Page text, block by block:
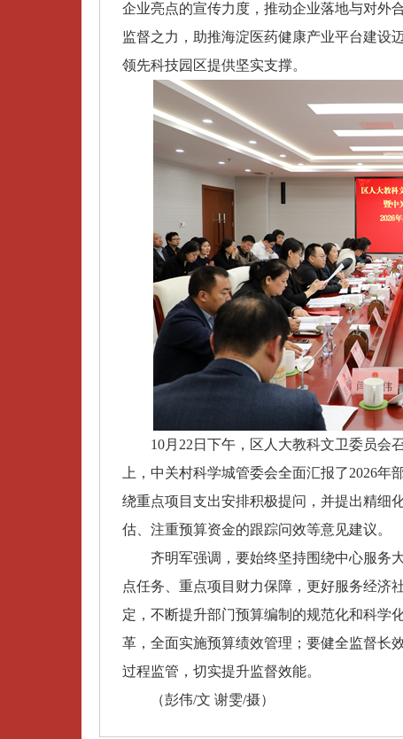
企业亮点的宣传力度，推动企业落地与对外
监督之力，助推海淀医药健康产业平台建设
领先科技园区提供坚实支撑。
10月22日下午，区人大教科文卫委员会
上，中关村科学城管委会全面汇报了2026
绕重点项目支出安排积极提问，并提出精细
估、注重预算资金的跟踪问效等意见建议。
齐明军强调，要始终坚持围绕中心服务
点任务、重点项目财力保障，更好服务经济
定，不断提升部门预算编制的规范化和科学
革，全面实施预算绩效管理；要健全监督长
过程监管，切实提升监督效能。
（彭伟/文 谢雯/摄）